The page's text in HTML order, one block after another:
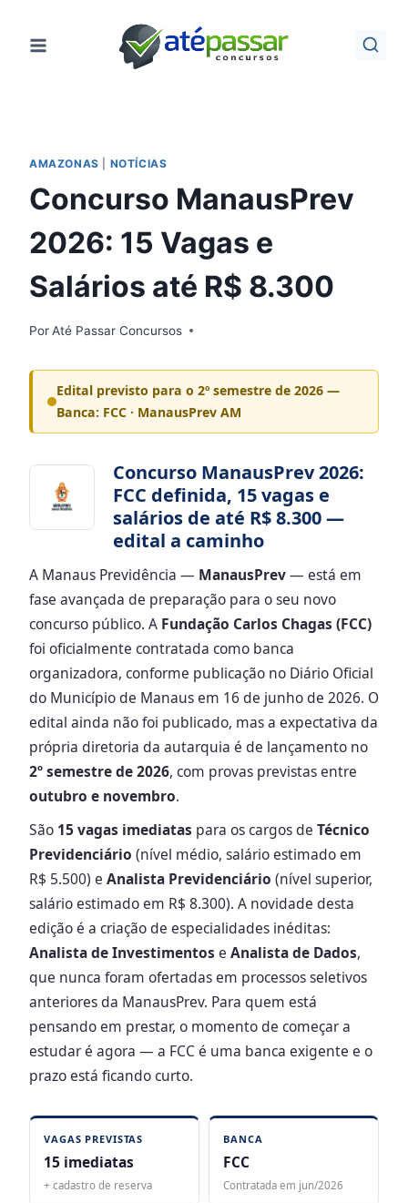
para
AMAZONAS NOTÍCIAS
Concurso ManausPrev
2026: 15 Vagas e
Salários até R$ 8.300
PorAté Passar Concursos
Edital previsto para o 2º semestre de 2026 —
Banca: FCC · ManausPrev AM
Concurso ManausPrev 2026:
FCC definida, 15 vagas e
salários de até R$ 8.300 —
edital a caminho
A Manaus Previdência — ManausPrev— está em
fase avançada de preparação para o seu novo
concurso público. A Fundação Carlos Chagas (FCC)
foi oficialmente contratada como banca
organizadora, conforme publicação no Diário Oficial
do Município de Manaus em 16 de junho de 2026. O
edital ainda não foi publicado, mas a expectativa da
própria diretoria da autarquia é de lançamento no
2º semestre de 2026, com provas previstas entre
outubro e novembro.
São 15 vagas imediatas para os cargos de Técnico
Previdenciário (nível médio, salário estimado em
R$ 5.500) e Analista Previdenciário (nível superior,
salário estimado em R$ 8.300). A novidade desta
edição é a criação de especialidades inéditas:
Analista de Investimentos e Analista de Dados,
que nunca foram ofertadas em processos seletivos
anteriores da ManausPrev. Para quem está
pensando em prestar, o momento de começar a
estudar é agora — a FCC é uma banca exigente e o
prazo está ficando curto.
VAGAS PREVISTAS
15 imediatas
+ cadastro de reserva
BANCA
FCC
Contratada em jun/2026